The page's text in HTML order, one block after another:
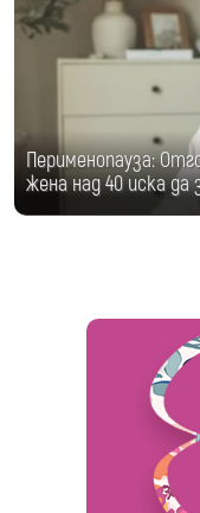
Перименопауза:
жена над 40 иска да